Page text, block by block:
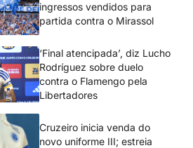
ingressos vendidos para
partida contra o Mirassol
‘Final atencipada’, diz Lucho
Rodríguez sobre duelo
contra o Flamengo pela
Libertadores
Cruzeiro inicia venda do
novo uniforme III; estreia